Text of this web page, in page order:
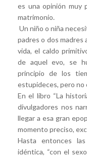
es una opinión muy
matrimonio.
Un niño o niña
padres o dos madres
vida, el caldo
de aquel evo, se
principio de los
estupideces, pero no
En el libro “La
divulgadores nos
llegar a esa gran
momento preciso,
Hasta entonces
idéntica, “con el